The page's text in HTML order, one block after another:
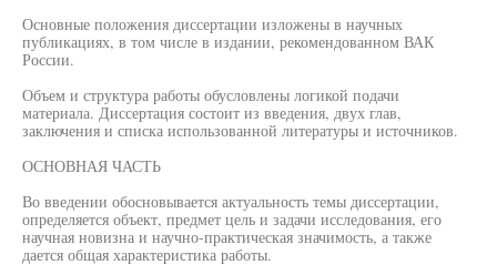
Основные положения диссертации изложены в научных
публикациях, в том числе в издании, рекомендованном ВАК
России.
Объем и структура работы обусловлены логикой подачи
материала. Диссертация состоит из введения, двух глав,
заключения и списка использованной литературы и источников.
ОСНОВНАЯ ЧАСТЬ
Во введении обосновывается актуальность темы диссертации,
определяется объект, предмет цель и задачи исследования, его
научная новизна и научно-практическая значимость, а также
дается общая характеристика работы.